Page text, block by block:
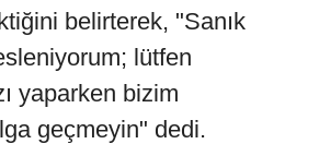
belirterek, "Sanık
lütfen
yaparken bizim
geçmeyin" dedi.